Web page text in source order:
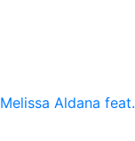
Melissa Aldana